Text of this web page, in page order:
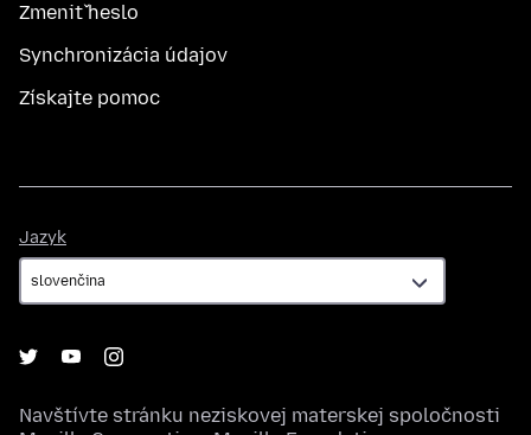
Zmeniť heslo
Synchronizácia údajov
Získajte pomoc
Jazyk
Navštívte stránku neziskovej materskej spoločnosti